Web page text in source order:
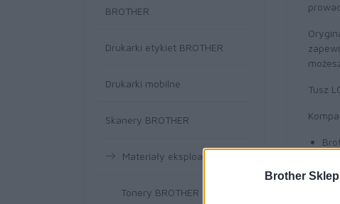
Brother
BROTHER
Drukarki etykiet BROTHER
Drukarki mobilne
Skanery BROTHER
Materiały eksploatacyjne
Tonery BROTHER
Tusz